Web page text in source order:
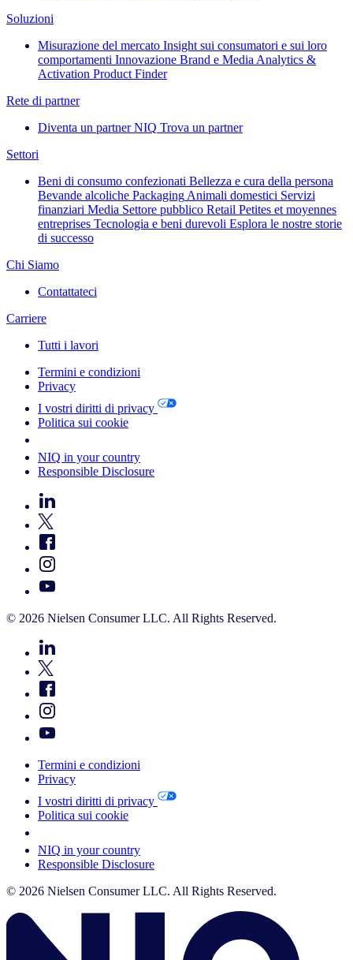
Soluzioni
Misurazione del mercato Insight sui consumatori e sui loro
comportamenti Innovazione Brand e Media Analytics &
Activation Product Finder
Rete di partner
Diventa un partner NIQ Trova un partner
Settori
Beni di consumo confezionati Bellezza e cura della persona
Bevande alcoliche Packaging Animali domestici Servizi
finanziari Media Settore pubblico Retail Petites et moyennes
entreprises Tecnologia e beni durevoli Esplora le nostre storie
di successo
Chi Siamo
Contattateci
Carriere
Tutti i lavori
Termini e condizioni
Privacy
I vostri diritti di privacy
Politica sui cookie
NIQ in your country
Responsible Disclosure
© 2026 Nielsen Consumer LLC. All Rights Reserved.
Termini e condizioni
Privacy
I vostri diritti di privacy
Politica sui cookie
NIQ in your country
Responsible Disclosure
© 2026 Nielsen Consumer LLC. All Rights Reserved.